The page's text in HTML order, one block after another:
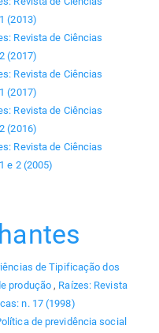
(2013)
Revista de Ciências
(2017)
Revista de Ciências
(2017)
Revista de Ciências
(2016)
Revista de Ciências
e 2 (2005)
de Tipificação dos
produção, Raízes: Revista
n. 17 (1998)
de previdência social